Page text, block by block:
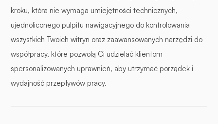
kroku, która nie wymaga umiejętności technicznych,
ujednoliconego pulpitu nawigacyjnego do kontrolowania
wszystkich Twoich witryn oraz zaawansowanych narzędzi do
współpracy, które pozwolą Ci udzielać klientom
spersonalizowanych uprawnień, aby utrzymać porządek i
wydajność przepływów pracy.